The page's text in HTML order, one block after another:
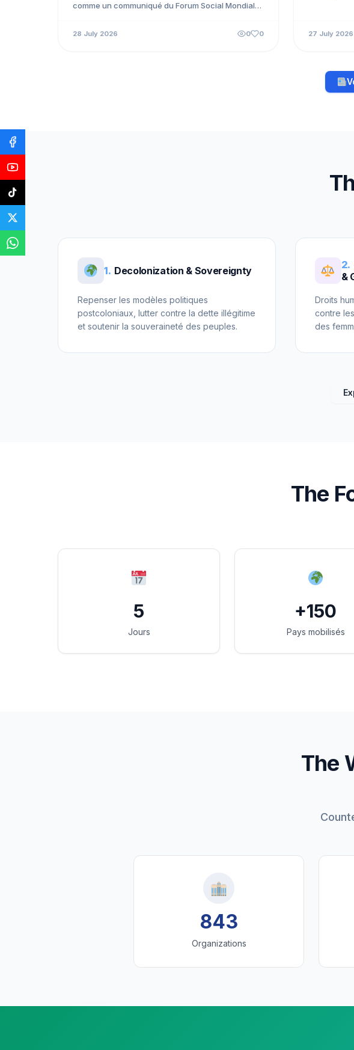
comme un communiqué du Forum Social Mondial
28 July 2026 0 0 27 July 2026
1. Decolonization & Sovereignty
Repenser les modèles politiques
postcoloniaux, lutter contre la dette illégitime
et soutenir la souveraineté des peuples.
2.
&
Droits
contre
des
The
5
Jours
+150
Pays mobilisés
The
843
Organizations